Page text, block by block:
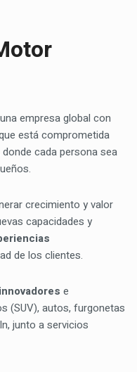
empresa global con
está comprometida
cada persona sea
crecimiento y valor
capacidades y
de los clientes.
e
(SUV), autos, furgonetas
junto a servicios